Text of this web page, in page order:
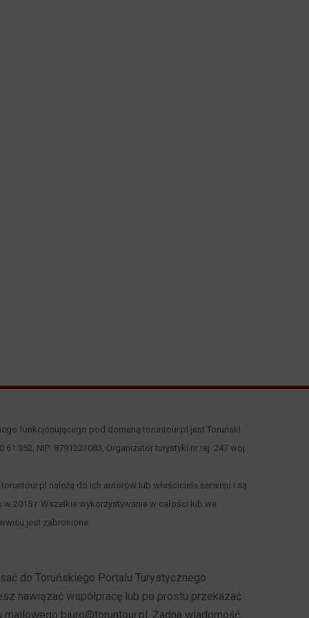
funkcjonującego pod domeną toruntour.pl jest Toruński
61 352, NIP: 8791221083, Organizator turystyki nr rej. 247 woj.
należą do ich autorów lub właściciela serwisu i są
2015 r. Wszelkie wykorzystywanie w całości lub we
jest zabronione.
do Toruńskiego Portalu Turystycznego
nawiązać współpracę lub po prostu przekazać
biuro@toruntour.pl. Żadna wiadomość